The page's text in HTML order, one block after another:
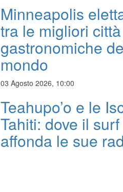
Minneapolis
tra le migliori città
gastronomiche
mondo
03 Agosto 2026, 10:00
Teahupo’o e le
Tahiti: dove il surf
affonda le sue